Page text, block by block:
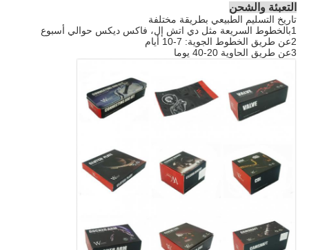
التعبئة والشحن
تاريخ التسليم الطبيعي بطريقة مختلفة
1بالخطوط السريعة مثل دي اتش إل، فاكس ديكس حوالي أسبوع
2عن طريق الخطوط الجوية: 7-10 أيام
3عن طريق الحاوية 20-40 يوما